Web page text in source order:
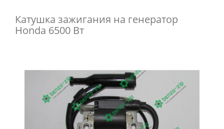
Катушка зажигания на генератор
Honda 6500 Вт